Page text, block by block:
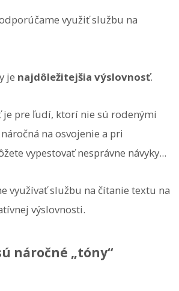
využiť službu na
je najdôležitejšia výslovnosť.
je pre ľudí, ktorí nie sú rodenými
na osvojenie a pri
vypestovať nesprávne návyky...
využívať službu na čítanie textu na
výslovnosti.
náročné „tóny“